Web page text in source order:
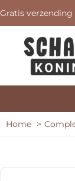
Gratis
Home